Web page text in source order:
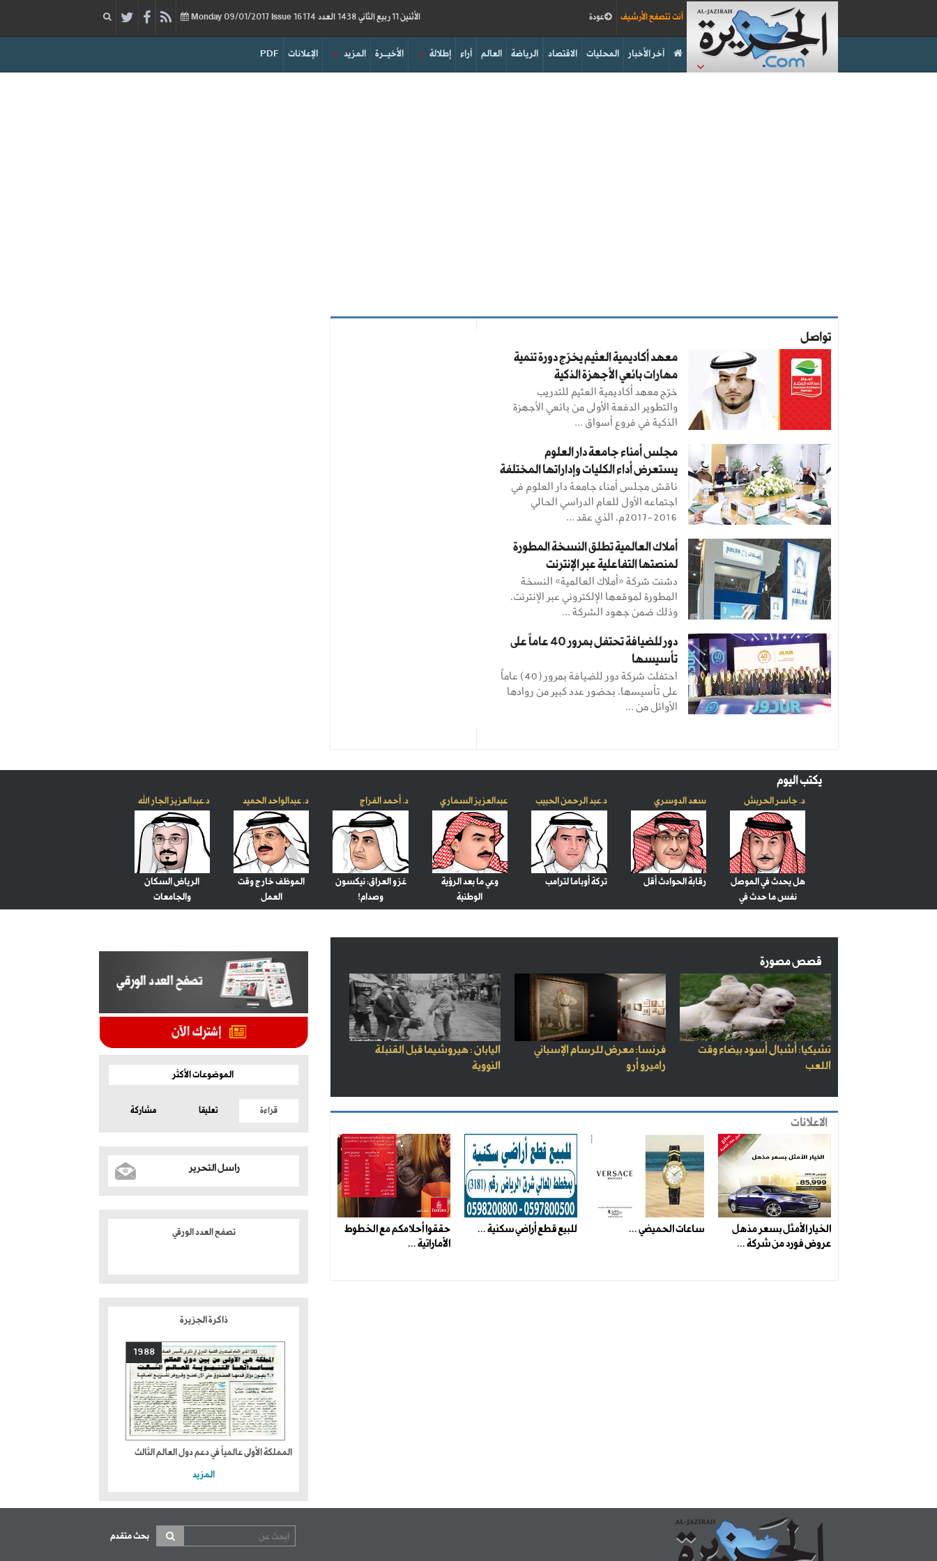
الأثنين 11 ربيع الثاني 1438 العدد 16174 09/01/2017 Issue عودة أنت تتصفح الأرشيف
PDF الإعلانات المزيد الأخيــرة إطلالة آراء العالم الرياضة الاقتصاد المحليات آخر الأخبار
تواصل
معهد أكاديمية العثيم يخرّج دورة تنمية
مهارات بائعي الأجهزة الذكية
خرّج معهد أكاديمية العثيم للتدريب
والتطوير الدفعة الأولى من بائعي الأجهزة
الذكية في فروع أسواق ...
مجلس أمناء جامعة دار العلوم
يستعرض أداء الكليات وإداراتها المختلفة
ناقش مجلس أمناء جامعة دار العلوم في
اجتماعه الأول للعام الدراسي الحالي
2016-2017م، الذي عقد ...
أملاك العالمية تطلق النسخة المطورة
لمنصتها التفاعلية عبر الإنترنت
دشنت شركة «أملاك العالمية» النسخة
المطورة لموقعها الإلكتروني عبر الإنترنت،
وذلك ضمن جهود الشركة ...
دور للضيافة تحتفل بمرور 40 عاماً على
تأسيسها
احتفلت شركة دور للضيافة بمرور (40) عاماً
على تأسيسها، بحضور عدد كبير من روادها
الأوائل من ...
يكتب اليوم
د. جاسر الحربش
هل يحدث في الموصل
نفس ما حدث في
سعد الدوسري
رقابة الحوادث أقل
د.عبد الرحمن الحبيب
تركة أوباما لترامب
عبدالعزيز السماري
وعي ما بعد الرؤية
الوطنية
د. أحمد الفراج
غزو العراق: نيكسون
وصدام!
د. عبدالواحد الحميد
الموظف خارج وقت
العمل
د.عبدالعزيز الجار الله
الرياض السكان
والجامعات
قصص مصورة
تشيكيا: أشبال أسود بيضاء وقت
اللعب
فرنسا: معرض للرسام الإسباني
راميرو أرو
اليابان : هيروشيما قبل القنبلة
النووية
الاعلانات
الخيار الأمثل بسعر مذهل
عروض فورد من شركة ...
ساعات الحميضي ... للبيع قطع أراضي سكنية ...
حققوا أحلامكم مع الخطوط
الأماراتية ...
الموضوعات الأكثر
قراءة تعليقا مشاركة
راسل التحرير
تصفح العدد الورقي
ذاكرة الجزيرة
1988
المملكة الأولى عالمياً في دعم دول العالم الثالث
المزيد
بحث متقدم